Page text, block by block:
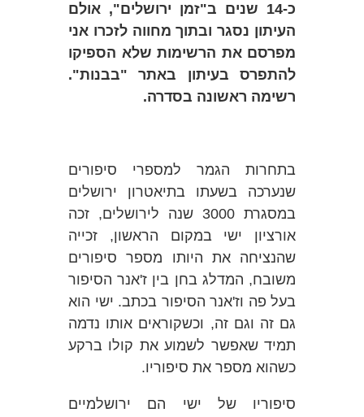
כ-14 שנים ב"זמן ירושלים", אולם
העיתון נסגר ובתוך מחווה לזכרו אני
מפרסם את הרשימות שלא הספיקו
להתפרס בעיתון באתר "בבנות".
רשימה ראשונה בסדרה.
בתחרות הגמר למספרי סיפורים
שנערכה בשעתו בתיאטרון ירושלים
במסגרת 3000 שנה לירושלים, זכה
אורציון ישי במקום הראשון, זכייה
שהנציחה את היותו מספר סיפורים
משובח, המדלג בחן בין ז'אנר הסיפור
בעל פה וז'אנר הסיפור בכתב. ישי הוא
גם זה וגם זה, וכשקוראים אותו נדמה
תמיד שאפשר לשמוע את קולו ברקע
כשהוא מספר את סיפוריו.
סיפוריו של ישי הם ירושלמיים